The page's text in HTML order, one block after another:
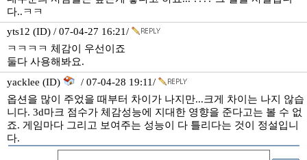
다..ㅋㅋ
yts12 (ID) / 07-04-27 16:21/
ㅋㅋㅋㅋ 체감이 우선이죠
둘다 사용해봐요.
yacklee (ID)
/ 07-04-28 19:11/
옵션을 많이 주었을 때부터 차이가 나지만...크게 차이는 나지 않습
니다. 3d마크 점수가 체감성능에 지대한 영향을 준다고는 볼 수 없
죠. 게임마다 그리고 보여주는 성능이 다 틀리다는 것이 정설입니
다.